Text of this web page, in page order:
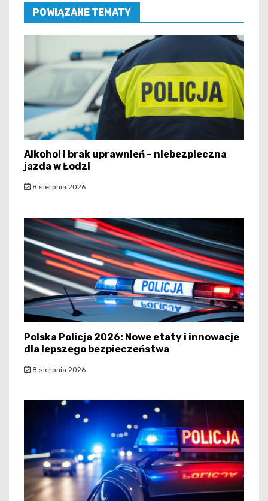
POWIĄZANE TEMATY
Alkohol i brak uprawnień – niebezpieczna
jazda w Łodzi
8 sierpnia 2026
Polska Policja 2026: Nowe etaty i innowacje
dla lepszego bezpieczeństwa
8 sierpnia 2026